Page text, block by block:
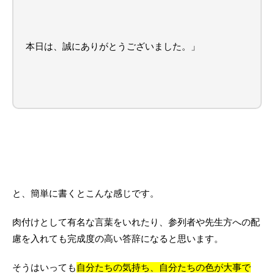
本日は、誠にありがとうございました。」
と、簡単に書くとこんな感じです。
肉付けとして有名な言葉をいれたり、参列者や先生方への配
慮を入れても完成度の高い答辞になると思います。
そうはいっても 自分たちの気持ち、自分たちの色が大事で